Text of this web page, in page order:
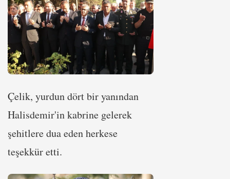
Çelik, yurdun dört bir yanından
Halisdemir'in kabrine gelerek
şehitlere dua eden herkese
teşekkür etti.